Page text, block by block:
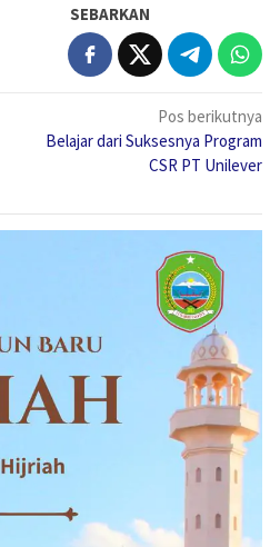
SEBARKAN
Pos berikutnya
Belajar dari Suksesnya Program
CSR PT Unilever